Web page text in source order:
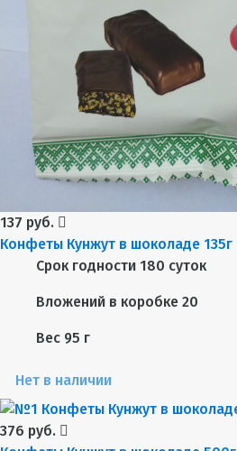
137 руб.
Конфеты Кунжут в шоколаде 135г
Срок годности 180 суток
Вложений в коробке 20
Вес 95 г
Нет в наличии
376 руб.